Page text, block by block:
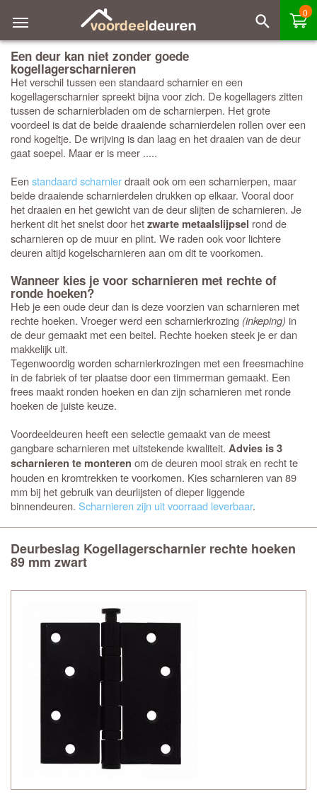
0
Een deur kan niet zonder goede
kogellagerscharnieren
Het verschil tussen een standaard scharnier en een
kogellagerscharnier spreekt bijna voor zich. De kogellagers zitten
tussen de scharnierbladen om de scharnierpen. Het grote
voordeel is dat de beide draaiende scharnierdelen rollen over een
rond kogeltje. De wrijving is dan laag en het draaien van de deur
gaat soepel. Maar er is meer .....
Eenstandaard scharnierdraait ook om een scharnierpen, maar
beide draaiende scharnierdelen drukken op elkaar. Vooral door
het draaien en het gewicht van de deur slijten de scharnieren. Je
herkent dit het snelst door hetzwarte metaalslijpsel rond de
scharnieren op de muur en plint. We raden ook voor lichtere
deuren altijd kogelscharnieren aan om dit te voorkomen.
Wanneer kies je voor scharnieren met rechte of
ronde hoeken?
Heb je een oude deur dan is deze voorzien van scharnieren met
rechte hoeken. Vroeger werd een scharnierkrozing (inkeping) in
de deur gemaakt met een beitel. Rechte hoeken steek je er dan
makkelijk uit.
Tegenwoordig worden scharnierkrozingen met een freesmachine
in de fabriek of ter plaatse door een timmerman gemaakt. Een
frees maakt ronden hoeken en dan zijn scharnieren met ronde
hoeken de juiste keuze.
Voordeeldeuren heeft een selectie gemaakt van de meest
gangbare scharnieren met uitstekende kwaliteit. Advies is 3
scharnieren te monteren om de deuren mooi strak en recht te
houden en kromtrekken te voorkomen. Kies scharnieren van 89
mm bij het gebruik van deurlijsten of dieper liggende
binnendeuren. Scharnieren zijn uit voorraad leverbaar.
Deurbeslag Kogellagerscharnier rechte hoeken
89 mm zwart